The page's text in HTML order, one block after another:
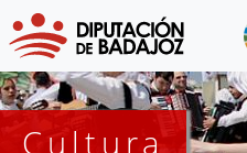
Cultura